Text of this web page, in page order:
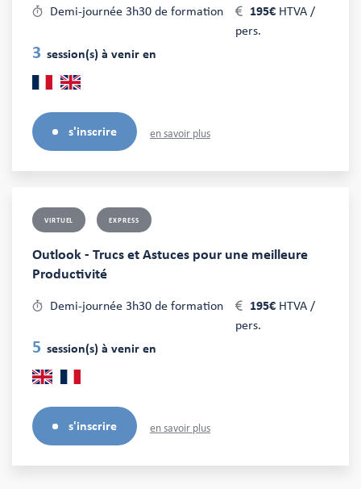
Demi-journée 3h30 de formation 195€ HTVA /
pers.
3 session(s) à venir en
s'inscrire en savoir plus
VIRTUEL EXPRESS
Outlook - Trucs et Astuces pour une meilleure
Productivité
Demi-journée 3h30 de formation 195€ HTVA /
pers.
5 session(s) à venir en
s'inscrire en savoir plus